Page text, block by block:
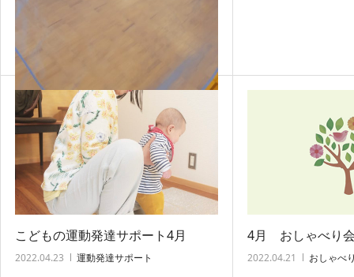
４月ベビとも音楽?
2022.04.29 ベビとも音楽部
こどもの運動発達サポート4月
2022.04.23 運動発達サポート
4月 おしゃべり
2022.04.21 おしゃべ